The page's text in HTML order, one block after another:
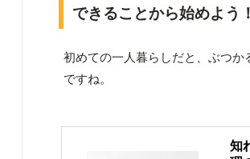
できることから始めよう
初めての一人暮らしだと、ぶつ
ですね。
知